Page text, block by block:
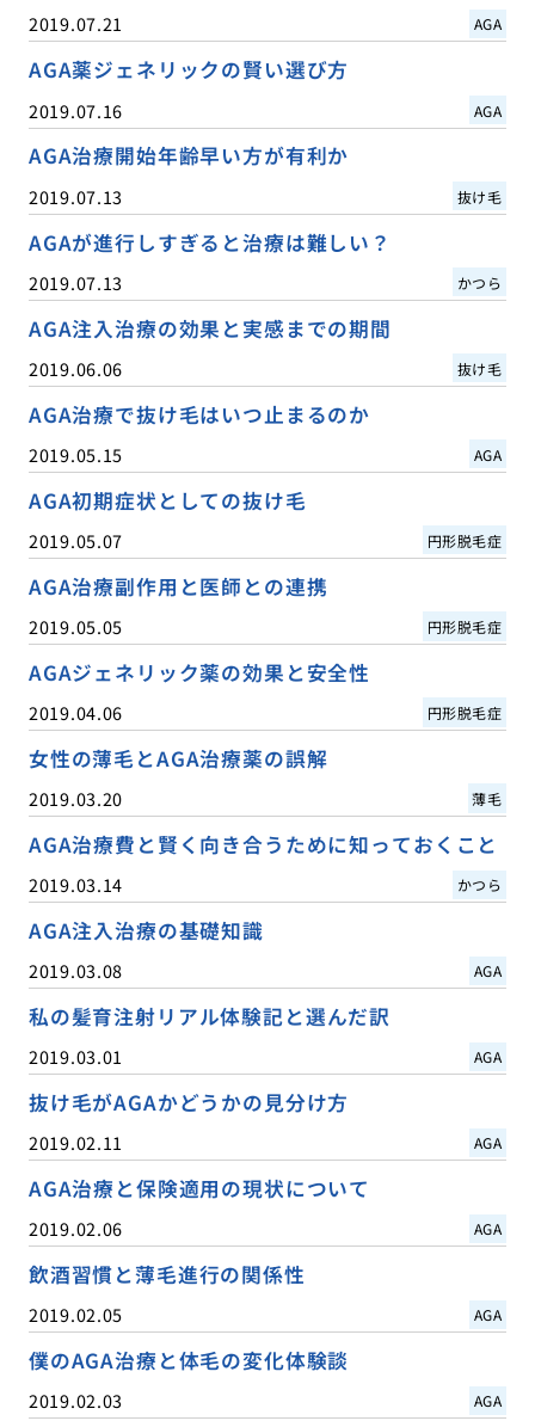
2019.07.21 AGA
AGA薬ジェネリックの賢い選び方
2019.07.16 AGA
AGA治療開始年齢早い方が有利か
2019.07.13 抜け毛
AGAが進行しすぎると治療は難しい？
2019.07.13 かつら
AGA注入治療の効果と実感までの期間
2019.06.06 抜け毛
AGA治療で抜け毛はいつ止まるのか
2019.05.15 AGA
AGA初期症状としての抜け毛
2019.05.07 円形脱毛症
AGA治療副作用と医師との連携
2019.05.05 円形脱毛症
AGAジェネリック薬の効果と安全性
2019.04.06 円形脱毛症
女性の薄毛とAGA治療薬の誤解
2019.03.20 薄毛
AGA治療費と賢く向き合うために知っておくこと
2019.03.14 かつら
AGA注入治療の基礎知識
2019.03.08 AGA
私の髪育注射リアル体験記と選んだ訳
2019.03.01 AGA
抜け毛がAGAかどうかの見分け方
2019.02.11 AGA
AGA治療と保険適用の現状について
2019.02.06 AGA
飲酒習慣と薄毛進行の関係性
2019.02.05 AGA
僕のAGA治療と体毛の変化体験談
2019.02.03 AGA